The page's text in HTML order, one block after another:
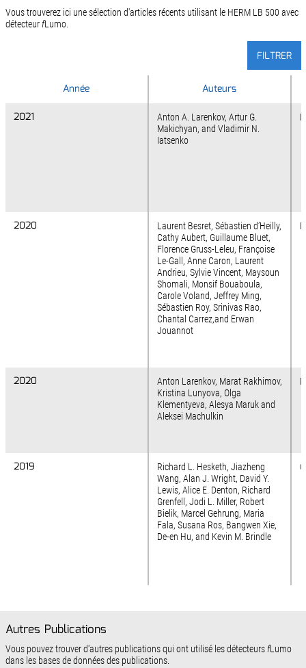
Vous trouverez ici une sélection d'articles récents utilisant le HERM LB 500 avec
détecteur fLumo.
FILTRER
Année
2021
2020
2020
2019
Année
Auteurs
2021
Anton A. Larenkov, Artur G.
Makichyan, and Vladimir N.
Iatsenko
2020
Laurent Besret, Sébastien d’Heilly,
Cathy Aubert, Guillaume Bluet,
Florence Gruss-Leleu, Françoise
Le-Gall, Anne Caron, Laurent
Andrieu, Sylvie Vincent, Maysoun
Shomali, Monsif Bouaboula,
Carole Voland, Jeffrey Ming,
Sébastien Roy, Srinivas Rao,
Chantal Carrez,and Erwan
Jouannot
2020
Anton Larenkov, Marat Rakhimov,
Kristina Lunyova, Olga
Klementyeva, Alesya Maruk and
Aleksei Machulkin
2019
Richard L. Hesketh, Jiazheng
Wang, Alan J. Wright, David Y.
Lewis, Alice E. Denton, Richard
Grenfell, Jodi L. Miller, Robert
Bielik, Marcel Gehrung, Maria
Fala, Susana Ros, Bangwen Xie,
De-en Hu, and Kevin M. Brindle
Autres Publications
Vous pouvez trouver d'autres publications qui ont utilisé les détecteursfLumo
dans les bases de données des publications.